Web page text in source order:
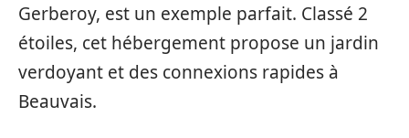
Gerberoy, est un exemple parfait. Classé 2
étoiles, cet hébergement propose un jardin
verdoyant et des connexions rapides à
Beauvais.